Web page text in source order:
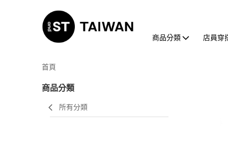
商品分類 店員穿
首頁
商品分類
所有分類